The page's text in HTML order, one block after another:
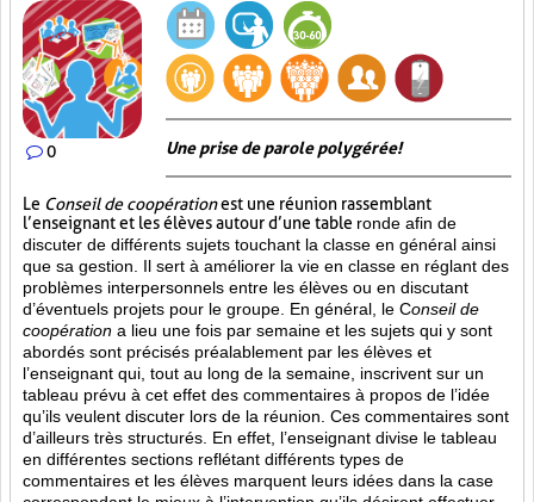
0 Une prise de parole polygérée!
Le Conseil de coopérationest une réunion rassemblant
l’enseignant et les élèves autour d’une table ronde afin de
discuter de différents sujets touchant la classe en général ainsi
que sa gestion. Il sert à améliorer la vie en classe en réglant des
problèmes interpersonnels entre les élèves ou en discutant
d’éventuels projets pour le groupe. En général, le Conseil de
coopération a lieu une fois par semaine et les sujets qui y sont
abordés sont précisés préalablement par les élèves et
l’enseignant qui, tout au long de la semaine, inscrivent sur un
tableau prévu à cet effet des commentaires à propos de l’idée
qu’ils veulent discuter lors de la réunion. Ces commentaires sont
d’ailleurs très structurés. En effet, l’enseignant divise le tableau
en différentes sections reflétant différents types de
commentaires et les élèves marquent leurs idées dans la case